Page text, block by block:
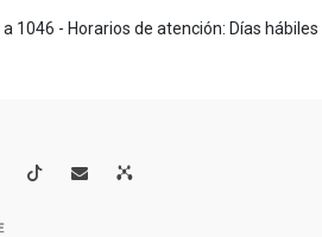
1046 - Horarios de atención: Días hábiles
 